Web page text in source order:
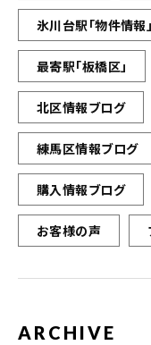
氷川台駅「物件情報」
最寄駅「板橋区」
北区情報ブログ
練馬区情報ブログ
購入情報ブログ
お客様の声
ARCHIVE